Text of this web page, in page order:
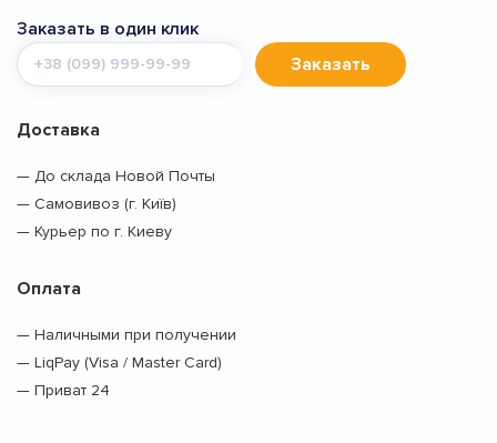
Заказать в один клик
Мобильный
телефон
Заказать
Доставка
— До склада Новой Почты
— Самовивоз (г. Київ)
— Курьер по г. Киеву
Оплата
— Наличными при получении
— LiqPay (Visa / Master Card)
— Приват 24